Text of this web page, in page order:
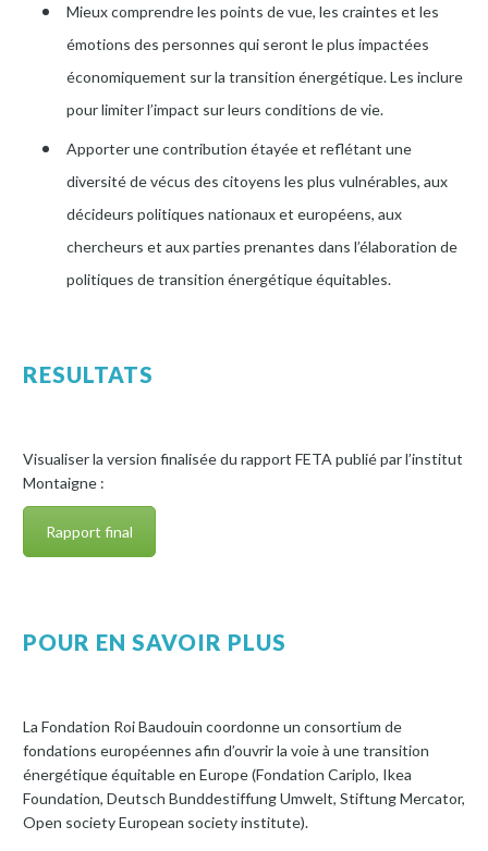
Mieux comprendre les points de vue, les craintes et les
émotions des personnes qui seront le plus impactées
économiquement sur la transition énergétique. Les inclure
pour limiter l’impact sur leurs conditions de vie.
Apporter une contribution étayée et reflétant une
diversité de vécus des citoyens les plus vulnérables, aux
décideurs politiques nationaux et européens, aux
chercheurs et aux parties prenantes dans l’élaboration de
politiques de transition énergétique équitables.
RESULTATS
Visualiser la version finalisée du rapport FETA publié par l’institut
Montaigne :
Rapport final
POUR EN SAVOIR PLUS
La Fondation Roi Baudouin coordonne un consortium de
fondations européennes afin d’ouvrir la voie à une transition
énergétique équitable en Europe (Fondation Cariplo, Ikea
Foundation, Deutsch Bunddestiffung Umwelt, Stiftung Mercator,
Open society European society institute).